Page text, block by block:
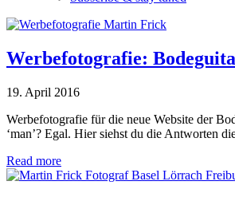
Werbefotografie:
19. April 2016
Werbefotografie für die neue Website der
‘man’? Egal. Hier siehst du die Antworten
Read more